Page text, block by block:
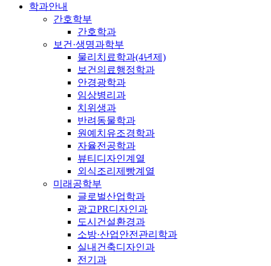
학과안내
간호학부
간호학과
보건·생명과학부
물리치료학과(4년제)
보건의료행정학과
안경광학과
임상병리과
치위생과
반려동물학과
원예치유조경학과
자율전공학과
뷰티디자인계열
외식조리제빵계열
미래공학부
글로벌산업학과
광고PR디자인과
도시건설환경과
소방·산업안전관리학과
실내건축디자인과
전기과